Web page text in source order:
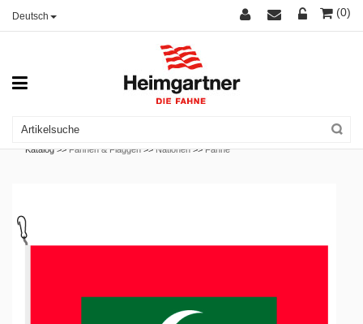
Deutsch (0)
Katalog >>Fahnen & Flaggen >>Nationen >>Fahne